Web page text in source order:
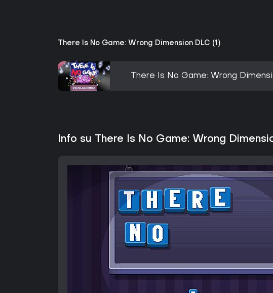
There Is No Game: Wrong Dimension DLC (1)
There Is No Game: Wrong
Info su There Is No Game: Wrong